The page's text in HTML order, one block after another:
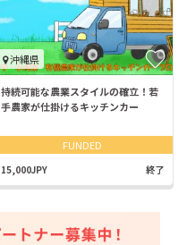
沖縄県
持続可能な農業スタイルの確立！若
手農家が仕掛けるキッチンカー
FUNDED
15,000JPY 終了